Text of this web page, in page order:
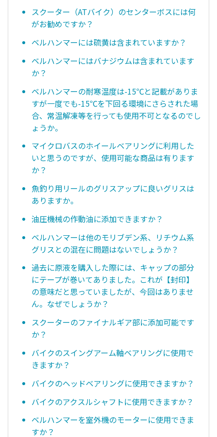
スクーター（ATバイク）のセンターボスには何
がお勧めですか？
ベルハンマーには硫黄は含まれていますか？
ベルハンマーにはバナジウムは含まれています
か？
ベルハンマーの耐寒温度は-15℃と記載がありま
すが一度でも-15℃を下回る環境にさらされた場
合、常温解凍等を行っても使用不可となるのでし
ょうか。
マイクロバスのホイールベアリングに利用した
いと思うのですが、使用可能な商品は有ります
か？
魚釣り用リールのグリスアップに良いグリスは
ありますか。
油圧機械の作動油に添加できますか？
ベルハンマーは他のモリブデン系、リチウム系
グリスとの混在に問題はないでしょうか？
過去に原液を購入した際には、キャップの部分
にテープが巻いてありました。これが【封印】
の意味だと思っていましたが、今回はありませ
ん。なぜでしょうか？
スクーターのファイナルギア部に添加可能です
か？
バイクのスイングアーム軸ベアリングに使用で
きますか？
バイクのヘッドベアリングに使用できますか？
バイクのアクスルシャフトに使用できますか？
ベルハンマーを室外機のモーターに使用できま
すか？